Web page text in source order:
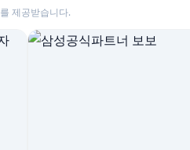
제공받습니다.